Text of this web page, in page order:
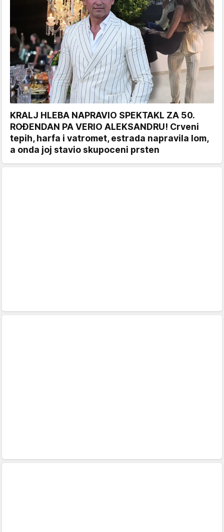
KRALJ HLEBA NAPRAVIO SPEKTAKL ZA 50.
ROĐENDAN PA VERIO ALEKSANDRU! Crveni
tepih, harfa i vatromet, estrada napravila lom,
a onda joj stavio skupoceni prsten